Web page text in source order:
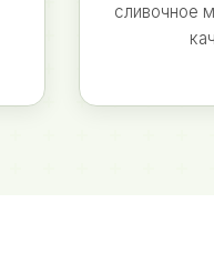
сливочное